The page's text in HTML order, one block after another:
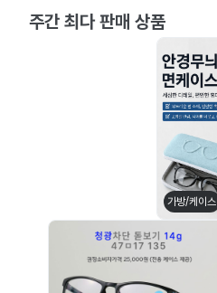
주간 최다 판매 상품
가방/케이스